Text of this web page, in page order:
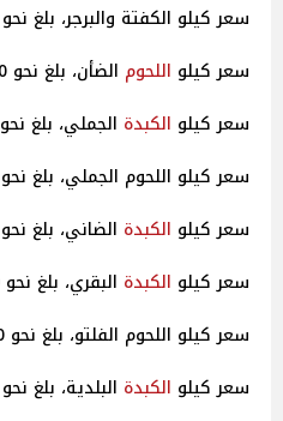
سعر كيلو الكفتة والبرجر، بلغ نحو 315 جنيهًا.
سعر كيلو اللحوم الضأن، بلغ نحو 520 جنيهًا.
سعر كيلو الكبدة الجملي، بلغ نحو 430 جنيهًا.
سعر كيلو اللحوم الجملي، بلغ نحو 380 جنيهًا.
سعر كيلو الكبدة الضاني، بلغ نحو 550 جنيهًا.
سعر كيلو الكبدة البقري، بلغ نحو 480 جنيهًا.
سعر كيلو اللحوم الفلتو، بلغ نحو 570 جنيهًا.
سعر كيلو الكبدة البلدية، بلغ نحو 495 جنيهًا.